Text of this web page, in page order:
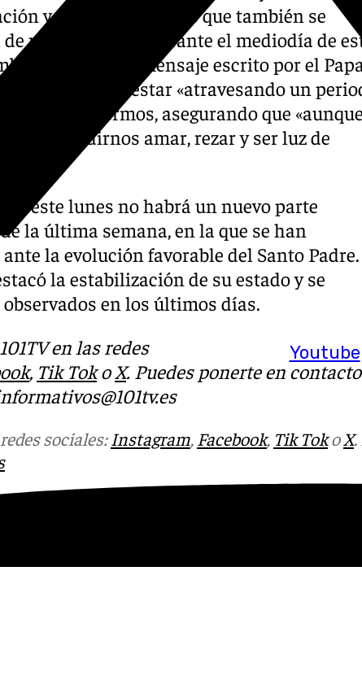
Youtube
y algo de trabajo, lo que también se
recuperación. Durante el mediodía de
divulgó un mensaje escrito por el Papa
el que expresó estar «atravesando un
otros enfermos, asegurando que «aunque
impedirnos amar, rezar y ser luz de
este lunes no habrá un nuevo parte
la última semana, en la que se han
la evolución favorable del Santo Padre.
la estabilización de su estado y se
en los últimos días.
en las redes
, Tik Toko X. Puedes ponerte en contacto
sociales: Instagram, Facebook, Tik TokoX